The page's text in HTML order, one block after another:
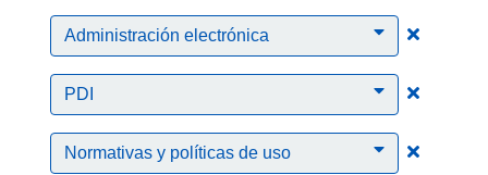
Administración electrónica Clic
PDI Clic
Normativas y políticas de uso Clic